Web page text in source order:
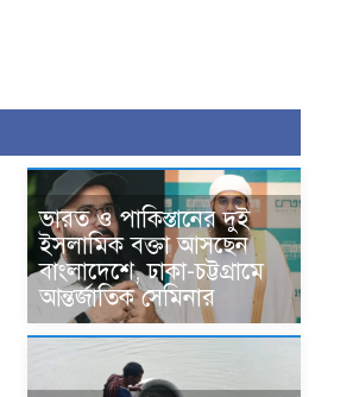
ভারত ও পাকিস্তানের দুই
ইসলামিক বক্তা আসছেন
বাংলাদেশে, ঢাকা-চট্টগ্রামে
আন্তর্জাতিক সেমিনার